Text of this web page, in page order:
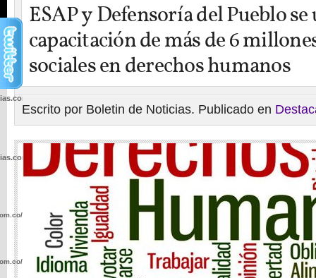
ESAP y Defensoría del Pueblo
capacitación de más de 6
sociales en derechos humanos
Escrito por Boletin de Noticias. Publicado en
wp-
wp-
wp-
wp-